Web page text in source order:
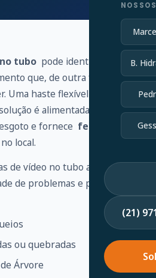
B.
(21)
tubo pode identificar vários
que, de outra forma,
Uma haste flexível conectada a
é alimentada através de
e fornece feedback de
no local.
de vídeo no tubo ajudam a
de problemas e possíveis
ou quebradas
Árvore